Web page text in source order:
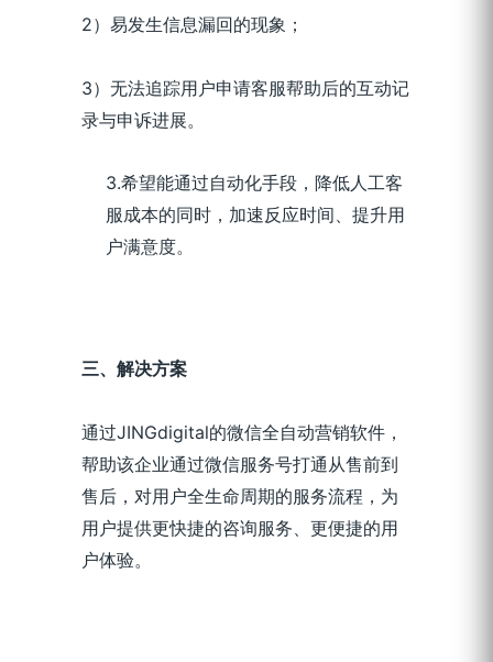
2）易发生信息漏回的现象；
3）无法追踪用户申请客服帮助后的互动记
录与申诉进展。
3.希望能通过自动化手段，降低人工客
服成本的同时，加速反应时间、提升用
户满意度。
三、解决方案
通过JINGdigital的微信全自动营销软件 ，
帮助该企业通过微信服务号打通 从售前到
售后 ，对用户全生命周期的服务流程 ，为
用户提供更快捷的咨询服务、更便捷的用
户体验。